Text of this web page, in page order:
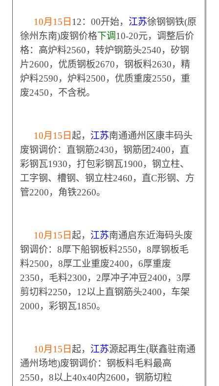
10月15日 12：00开始， 江苏徐钢钢铁(原
徐州东南)废钢价格下调10-20元，调整后价
格：高炉料2560，转炉钢筋头2540，矽钢
片2600，优质钢板2670，钢板料2630，精
炉料2590，炉料2500，优质重废2550，重
废2450，不含税。
10月15日 起， 江苏南通通州区康丰码头
废钢调价：直钢筋2430，钢筋团2400，直
彩钢瓦1930，打包彩钢瓦1900，钢立柱、
工字钢、槽钢、钢立柱2460，直C形钢、方
管2200，角铁2260。
10月15日 起， 江苏南通启东近海码头废
钢调价：8厚下船钢板料2550，8厚钢板毛
料2500，8厚工业重废2400，6厚重废
2350，毛料2300，2厚冲子冲豆2400，3厚
剪切料2250，12以上直钢筋头2400，车架
2000，彩钢瓦1850。
10月15日 起， 江苏源起再生(联鑫驻南通
通州场地)废钢调价：钢板料毛料最高
2550，8以上40x40内2600，钢筋切粒